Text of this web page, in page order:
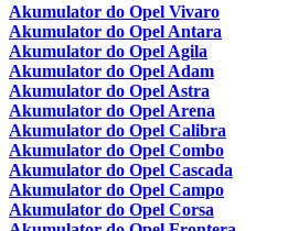
Akumulator do Opel Vivaro
Akumulator do Opel Antara
Akumulator do Opel Agila
Akumulator do Opel Adam
Akumulator do Opel Astra
Akumulator do Opel Arena
Akumulator do Opel Calibra
Akumulator do Opel Combo
Akumulator do Opel Cascada
Akumulator do Opel Campo
Akumulator do Opel Corsa